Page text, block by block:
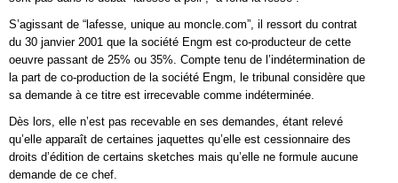
S’agissant de “lafesse, unique au moncle.com”, il ressort du contrat
du 30 janvier 2001 que la société Engm est co-producteur de cette
oeuvre passant de 25% ou 35%. Compte tenu de l’indétermination de
la part de co-production de la société Engm, le tribunal considère que
sa demande à ce titre est irrecevable comme indéterminée.
Dès lors, elle n’est pas recevable en ses demandes, étant relevé
qu’elle apparaît de certaines jaquettes qu’elle est cessionnaire des
droits d’édition de certains sketches mais qu’elle ne formule aucune
demande de ce chef.